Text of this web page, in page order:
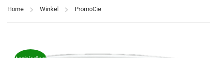
Home Winkel PromoCie